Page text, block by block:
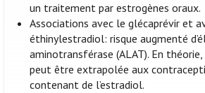
un traitement par estrogènes oraux.
Associations avec le glécaprévir et
éthinylestradiol: risque augmenté
aminotransférase (ALAT). En
peut être extrapolée aux
contenant de l’estradiol.